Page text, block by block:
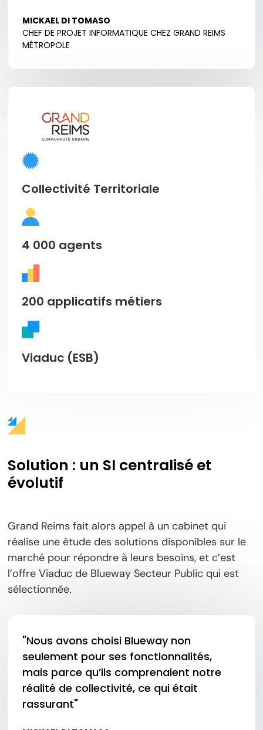
MICKAEL DI TOMASO
CHEF DE PROJET INFORMATIQUE CHEZ GRAND REIMS
MÉTROPOLE
Collectivité Territoriale
4 000 agents
200 applicatifs métiers
Viaduc (ESB)
Solution : un SI centralisé et
évolutif
Grand Reims fait alors appel à un cabinet qui
réalise une étude des solutions disponibles sur le
marché pour répondre à leurs besoins, et c’est
l’offre Viaduc de Blueway Secteur Public qui est
sélectionnée.
"Nous avons choisi Blueway non
seulement pour ses fonctionnalités,
mais parce qu’ils comprenaient notre
réalité de collectivité, ce qui était
rassurant"